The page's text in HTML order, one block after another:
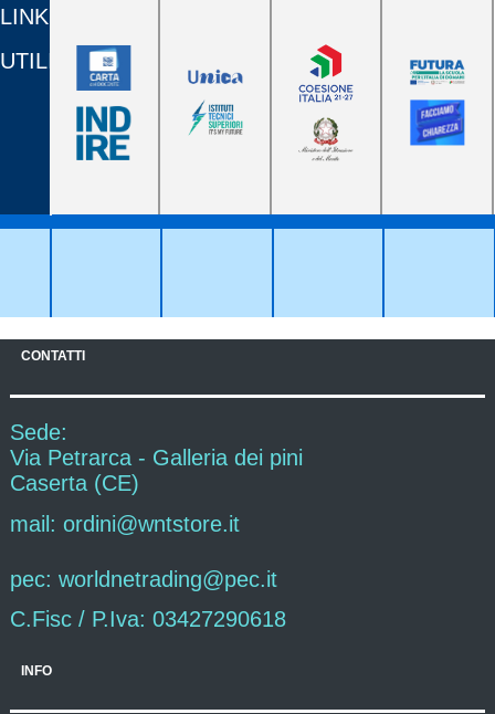
LINK
UTILI
CONTATTI
Sede:
Via Petrarca - Galleria dei pini
Caserta (CE)
mail: ordini@wntstore.it
pec: worldnetrading@pec.it
C.Fisc / P.Iva: 03427290618
INFO